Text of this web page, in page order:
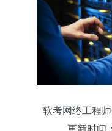
软考网络工程
更新时间